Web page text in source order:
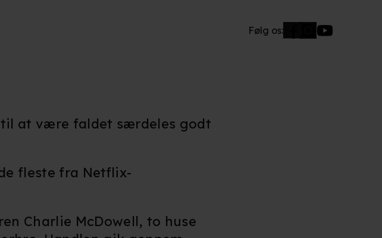
Følg os:
til at være faldet særdeles godt
fleste fra Netflix-
Charlie McDowell, to huse